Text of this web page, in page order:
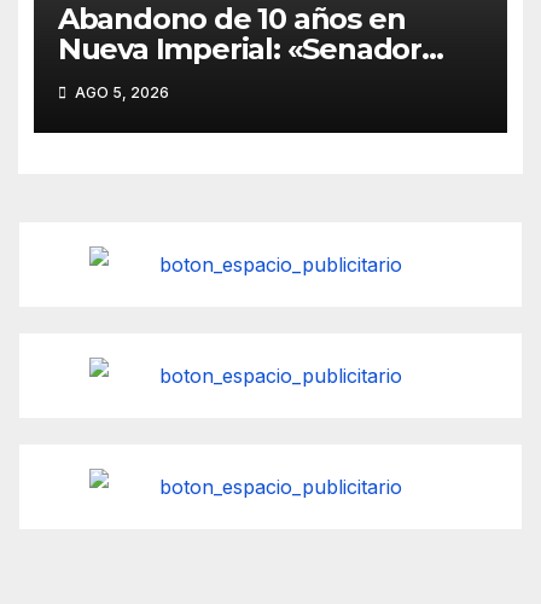
Abandono de 10 años en
Nueva Imperial: «Senador
Huenchumilla oficia al MOP
por desborde de ríos que
mantiene aisladas a 2.000
AGO 5, 2026